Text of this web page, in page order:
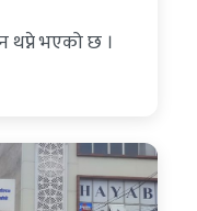
थप्ने भएको छ ।